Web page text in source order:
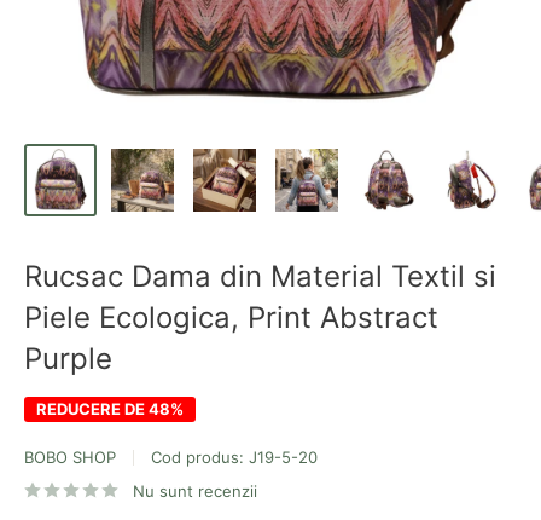
Rucsac Dama din Material Textil si
Piele Ecologica, Print Abstract
Purple
REDUCERE DE 48%
BOBO SHOP Cod produs: J19-5-20
Nu sunt recenzii